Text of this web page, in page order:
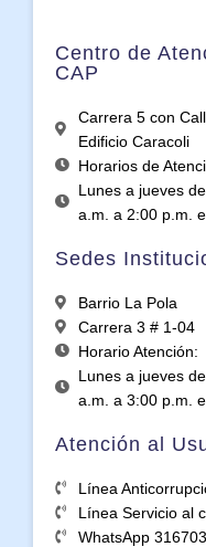
Centro de
CAP
Carrera 5 con
Edificio Caracoli
Horarios de
Lunes a jueves
a.m. a 2:00 p.m.
Sedes
Barrio La Pola
Carrera 3 # 1-04
Horario Atención:
Lunes a jueves
a.m. a 3:00 p.m.
Atención al
Línea
Línea Servicio al
WhatsApp